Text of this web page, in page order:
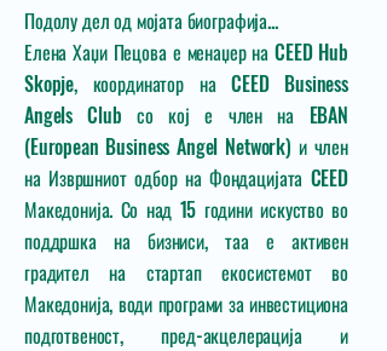
Подолу дел од мојата биографија...
Елена Хаџи Пецова е менаџер на CEED Hub
Skopje, координатор на CEED Business
Angels Club со кој е член на EBAN
(European Business Angel Network) и член
на Извршниот одбор на Фондацијата CEED
Македонија. Со над 15 години искуство во
поддршка на бизниси, таа е активен
градител на стартап екосистемот во
Македонија, води програми за инвестициона
подготвеност, пред-акцелерација и